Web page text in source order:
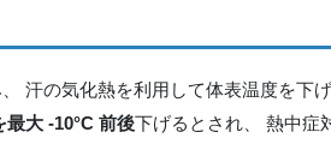
汗の気化熱を利用して体表温度を下
最大 -10°C 前後下げるとされ、 熱中症